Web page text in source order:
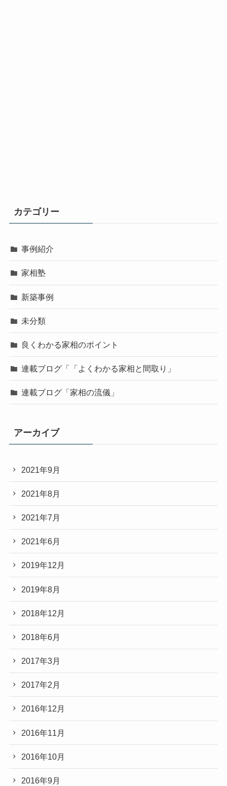
カテゴリー
事例紹介
家相塾
新築事例
未分類
良くわかる家相のポイント
連載ブログ「「よくわかる家相と間取り」
連載ブログ「家相の流儀」
アーカイブ
2021年9月
2021年8月
2021年7月
2021年6月
2019年12月
2019年8月
2018年12月
2018年6月
2017年3月
2017年2月
2016年12月
2016年11月
2016年10月
2016年9月